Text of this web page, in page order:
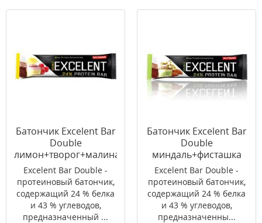
Батончик Excelent Bar
Double
лимон+творог+малина
с клюквой ТМ Нутренд
/ Nutrend 85г
Excelent Bar Double -
протеиновый батончик,
содержащий 24 % белка
и 43 % углеводов,
предназначенный ...
Батончик Excelent Bar
Double
миндаль+фисташка
ТМ Нутренд / Nutrend
85г
Excelent Bar Double -
протеиновый батончик,
содержащий 24 % белка
и 43 % углеводов,
предназначенны...